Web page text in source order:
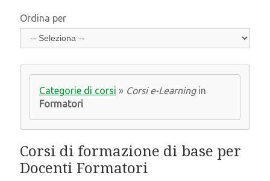
Ordina per
Categorie di corsi » Corsi e-Learningin
Formatori
Corsi di formazione di base per
Docenti Formatori